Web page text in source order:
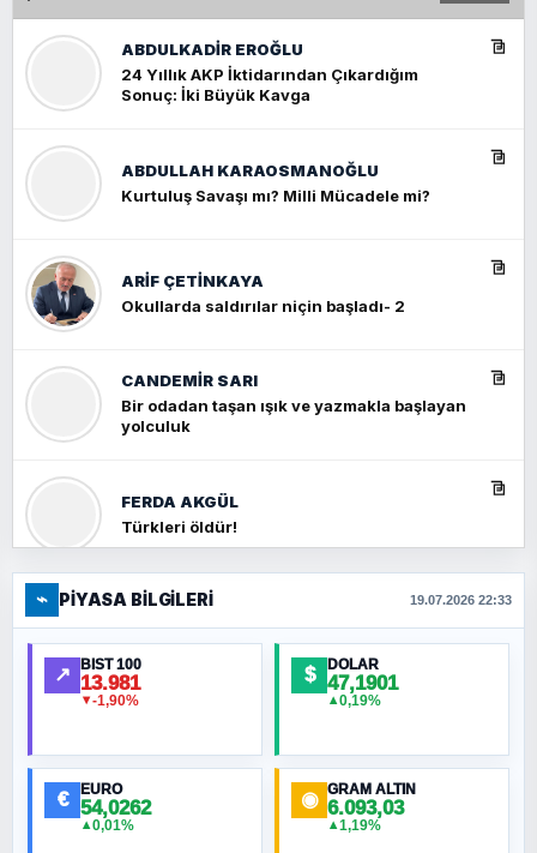
ABDULKADIR EROĞLU
24 Yıllık AKP İktidarından Çıkardığım
Sonuç: İki Büyük Kavga
ABDULLAH KARAOSMANOĞLU
Kurtuluş Savaşı mı? Milli Mücadele mi?
ARIF ÇETİNKAYA
Okullarda saldırılar niçin başladı- 2
CANDEMIR SARI
Bir odadan taşan ışık ve yazmakla başlayan
yolculuk
FERDA AKGÜL
Türkleri öldür!
FERHAT BÜYÜKKALKAN
Ankara Zirvesi: NATO Toplantısı mı, Yeni
Ortadoğu Haritasının Provası mı?
MURAT ÖZKAN
⌁ PIYASA BILGILERI 19.07.2026 22:33
↗ BIST 100
13.981
▼-1,90%
$ DOLAR
47,1901
▲0,19%
€ EURO
54,0262
▲0,01%
◉ GRAM ALTIN
6.093,03
▲1,19%